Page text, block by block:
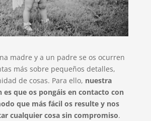
madre y a un padre se os ocurren
más sobre pequeños detalles,
de cosas. Para ello, nuestra
es que os pongáis en contacto con
que más fácil os resulte y nos
cualquier cosa sin compromiso.